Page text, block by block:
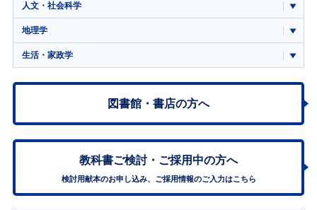
人文・社会科学
地理学
生活・家政学
図書館・書店の方へ
教科書ご検討・ ご採用中の方へ
検討用献本のお申し込み、ご採用情報のご入力はこちら